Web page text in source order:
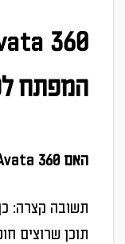
המפתח
האם DJI Avata 360 מומלץ לקנייה?
תשובה קצרה: